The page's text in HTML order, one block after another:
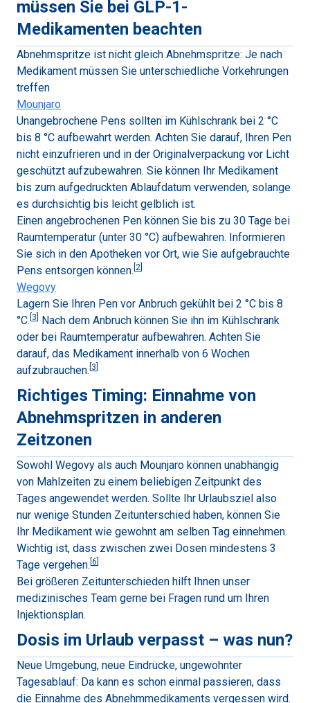
müssen Sie bei GLP-1-
Medikamenten beachten
Abnehmspritze ist nicht gleich Abnehmspritze: Je nach
Medikament müssen Sie unterschiedliche Vorkehrungen
treffen
Mounjaro
Unangebrochene Pens sollten im Kühlschrank bei 2 °C
bis 8 °C aufbewahrt werden. Achten Sie darauf, Ihren Pen
nicht einzufrieren und in der Originalverpackung vor Licht
geschützt aufzubewahren. Sie können Ihr Medikament
bis zum aufgedruckten Ablaufdatum verwenden, solange
es durchsichtig bis leicht gelblich ist.
Einen angebrochenen Pen können Sie bis zu 30 Tage bei
Raumtemperatur (unter 30 °C) aufbewahren. Informieren
Sie sich in den Apotheken vor Ort, wie Sie aufgebrauchte
Pens entsorgen können. 2
Wegovy
Lagern Sie Ihren Pen vor Anbruch gekühlt bei 2 °C bis 8
°C. 3
Nach dem Anbruch können Sie ihn im Kühlschrank
oder bei Raumtemperatur aufbewahren. Achten Sie
darauf, das Medikament innerhalb von 6 Wochen
aufzubrauchen. 3
Richtiges Timing: Einnahme von
Abnehmspritzen in anderen
Zeitzonen
Sowohl Wegovy als auch Mounjaro können unabhängig
von Mahlzeiten zu einem beliebigen Zeitpunkt des
Tages angewendet werden. Sollte Ihr Urlaubsziel also
nur wenige Stunden Zeitunterschied haben, können Sie
Ihr Medikament wie gewohnt am selben Tag einnehmen.
Wichtig ist, dass zwischen zwei Dosen mindestens 3
Tage vergehen. 6
Bei größeren Zeitunterschieden hilft Ihnen unser
medizinisches Team gerne bei Fragen rund um Ihren
Injektionsplan.
Dosis im Urlaub verpasst – was nun?
Neue Umgebung, neue Eindrücke, ungewohnter
Tagesablauf: Da kann es schon einmal passieren, dass
die Einnahme des Abnehmmedikaments vergessen wird.